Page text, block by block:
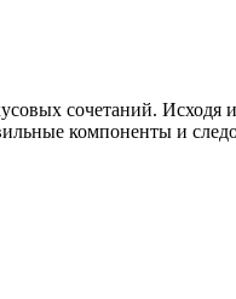
сочетаний. Исходя
компоненты и